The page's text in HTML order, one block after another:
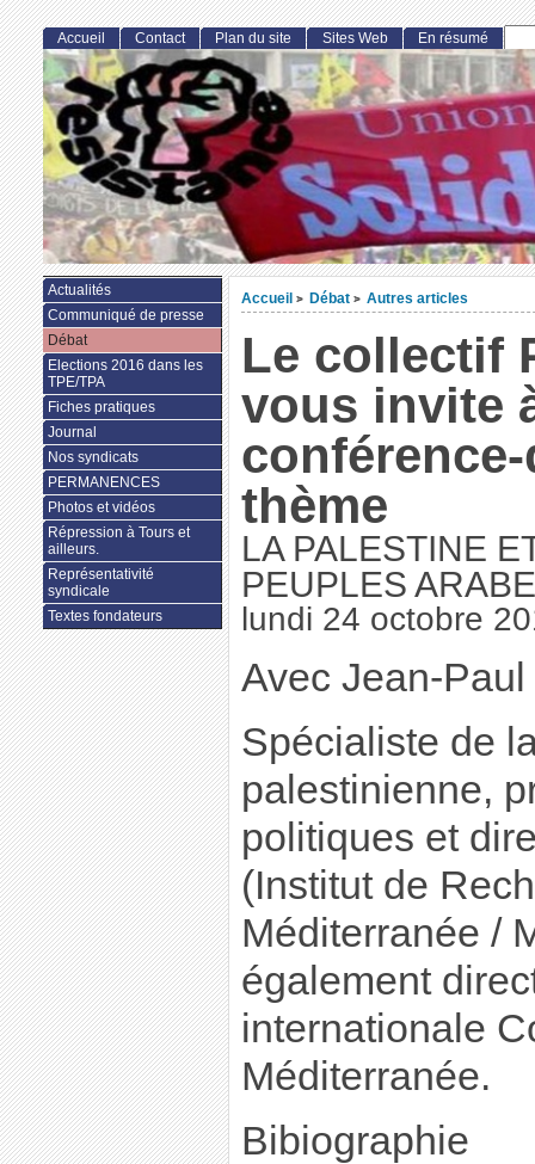
Accueil > Débat > Autres articles
Le collectif
vous invite
thème
LA PALESTINE
PEUPLES
lundi 24 octobre
Avec Jean-
Spécialiste de
palestinienne,
politiques et
(Institut de
Méditerranée /
également
internationale
Méditerranée.
Bibiographie
Accueil Contact Plan du site Sites Web En résumé
Actualités
Communiqué de presse
Débat
Elections 2016 dans les
TPE/TPA
Fiches pratiques
Journal
Nos syndicats
PERMANENCES
Photos et vidéos
Répression à Tours et
ailleurs.
Représentativité
syndicale
Textes fondateurs